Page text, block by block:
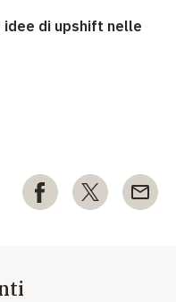
di upshift nelle